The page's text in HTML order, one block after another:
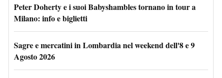
Peter Doherty e i suoi Babyshambles tornano in tour a
Milano: info e biglietti
Sagre e mercatini in Lombardia nel weekend dell'8 e 9
Agosto 2026